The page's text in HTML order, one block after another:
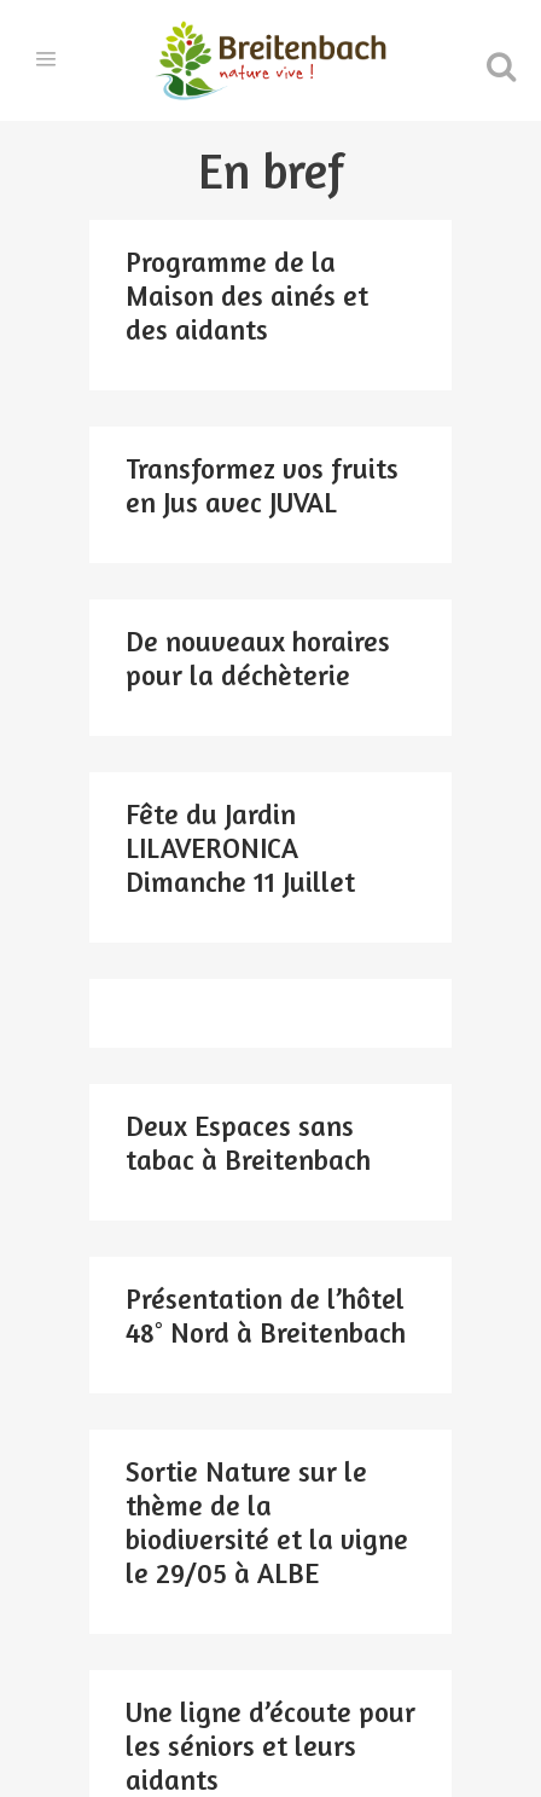
En bref
Programme de la
Maison des ainés et
des aidants
Transformez vos fruits
en Jus avec JUVAL
De nouveaux horaires
pour la déchèterie
Fête du Jardin
LILAVERONICA
Dimanche 11 Juillet
Deux Espaces sans
tabac à Breitenbach
Présentation de l’hôtel
48° Nord à Breitenbach
Sortie Nature sur le
thème de la
biodiversité et la vigne
le 29/05 à ALBE
Une ligne d’écoute pour
les séniors et leurs
aidants